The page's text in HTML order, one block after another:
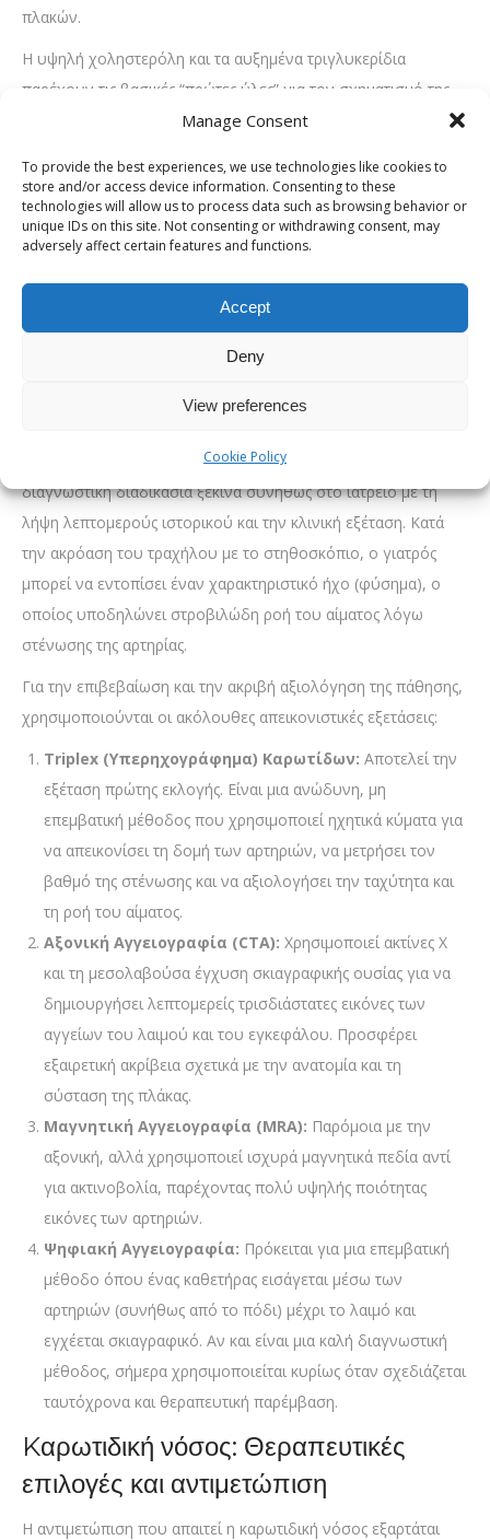
Manage Consent
To provide the best experiences, we use technologies like cookies to
store and/or access device information. Consenting to these
technologies will allow us to process data such as browsing behavior or
unique IDs on this site. Not consenting or withdrawing consent, may
adversely affect certain features and functions.
Accept
Deny
View preferences
Cookie Policy
πλακών.
Η υψηλή χοληστερόλη και τα αυξημένα τριγλυκερίδια
παρέχουν τις βασικές “πρώτες ύλες” για τον σχηματισμό της
αθηρωματικής πλάκας. Ο σακχαρώδης διαβήτης επηρεάζει
φλεγμονή στα αγγεία, διπλασιάζοντας ή τριπλασιάζοντας τον
κίνδυνο. Άλλοι επιβαρυντικοί παράγοντες περιλαμβάνουν
την παχυσαρκία, την καθιστική ζωή, την ανθυγιεινή διατροφή,
καρδιαγγειακών παθήσεων ή εγκεφαλικών επεισοδίων.
Πώς γίνεται η διάγνωση για την
σοβαρών επιπλοκών που προκαλεί η καρωτιδική νόσος. Η
διαγνωστική διαδικασία ξεκινά συνήθως στο ιατρείο με τη
λήψη λεπτομερούς ιστορικού και την κλινική εξέταση. Κατά
την ακρόαση του τραχήλου με το στηθοσκόπιο, ο γιατρός
μπορεί να εντοπίσει έναν χαρακτηριστικό ήχο (φύσημα), ο
οποίος υποδηλώνει στροβιλώδη ροή του αίματος λόγω
στένωσης της αρτηρίας.
Για την επιβεβαίωση και την ακριβή αξιολόγηση της πάθησης,
χρησιμοποιούνται οι ακόλουθες απεικονιστικές εξετάσεις:
Triplex (Υπερηχογράφημα) Καρωτίδων: Αποτελεί την
εξέταση πρώτης εκλογής. Είναι μια ανώδυνη, μη
επεμβατική μέθοδος που χρησιμοποιεί ηχητικά κύματα για
να απεικονίσει τη δομή των αρτηριών, να μετρήσει τον
βαθμό της στένωσης και να αξιολογήσει την ταχύτητα και
τη ροή του αίματος.
Αξονική Αγγειογραφία (CTA): Χρησιμοποιεί ακτίνες Χ
και τη μεσολαβούσα έγχυση σκιαγραφικής ουσίας για να
δημιουργήσει λεπτομερείς τρισδιάστατες εικόνες των
αγγείων του λαιμού και του εγκεφάλου. Προσφέρει
εξαιρετική ακρίβεια σχετικά με την ανατομία και τη
σύσταση της πλάκας.
Μαγνητική Αγγειογραφία (MRA): Παρόμοια με την
αξονική, αλλά χρησιμοποιεί ισχυρά μαγνητικά πεδία αντί
για ακτινοβολία, παρέχοντας πολύ υψηλής ποιότητας
εικόνες των αρτηριών.
Ψηφιακή Αγγειογραφία: Πρόκειται για μια επεμβατική
μέθοδο όπου ένας καθετήρας εισάγεται μέσω των
αρτηριών (συνήθως από το πόδι) μέχρι το λαιμό και
εγχέεται σκιαγραφικό. Αν και είναι μια καλή διαγνωστική
μέθοδος, σήμερα χρησιμοποιείται κυρίως όταν σχεδιάζεται
ταυτόχρονα και θεραπευτική παρέμβαση.
Kαρωτιδική νόσος: Θεραπευτικές
επιλογές και αντιμετώπιση
Η αντιμετώπιση που απαιτεί η καρωτιδική νόσος εξαρτάται